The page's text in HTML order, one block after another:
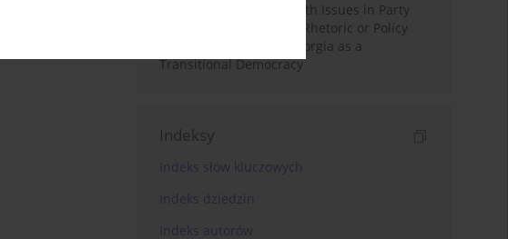
The Politicisation of Youth Issues in Party
Programmes: Symbolic Rhetoric or Policy
Priority? The Case of Georgia as a
Transitional Democracy
Indeksy
Indeks słów kluczowych
Indeks dziedzin
Indeks autorów